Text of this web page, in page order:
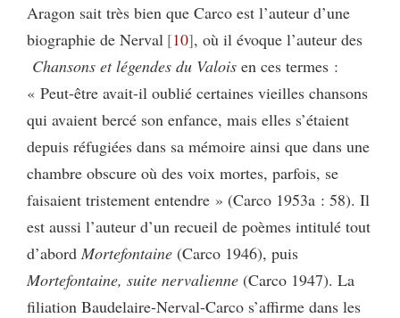
Aragon sait très bien que Carco est l’auteur d’une
biographie de Nerval 10 , où il évoque l’auteur des
Chansons et légendes du Valois en ces termes :
« Peut-être avait-il oublié certaines vieilles chansons
qui avaient bercé son enfance, mais elles s’étaient
depuis réfugiées dans sa mémoire ainsi que dans une
chambre obscure où des voix mortes, parfois, se
faisaient tristement entendre » (Carco 1953a : 58). Il
est aussi l’auteur d’un recueil de poèmes intitulé tout
d’abord Mortefontaine (Carco 1946), puis
Mortefontaine, suite nervalienne (Carco 1947). La
filiation Baudelaire-Nerval-Carco s’affirme dans les